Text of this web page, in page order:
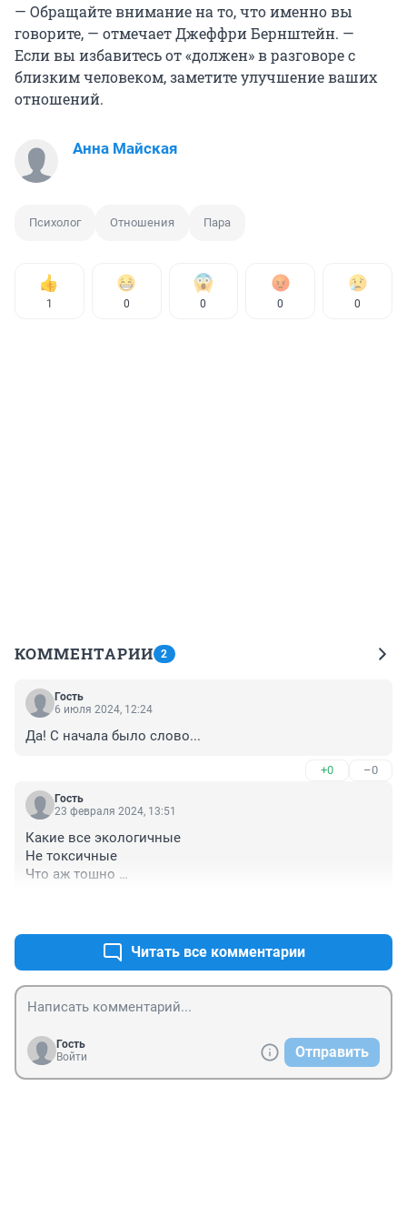
— Обращайте внимание на то, что именно вы
говорите, — отмечает Джеффри Бернштейн. —
Если вы избавитесь от «должен» в разговоре с
близким человеком, заметите улучшение ваших
отношений.
Анна Майская
Психолог Отношения Пара
1 0 0 0 0
КОММЕНТАРИИ 2
Гость
6 июля 2024, 12:24
Да! С начала было слово...
+0 –0
Гость
23 февраля 2024, 13:51
Какие все экологичные
Не токсичные
Что аж тошно
Читать все комментарии
Гость
Войти
Отправить